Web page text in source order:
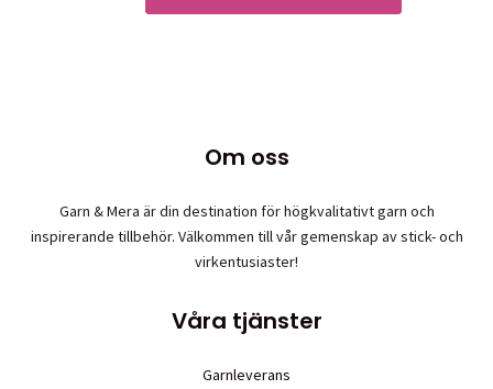
Om oss
Garn & Mera är din destination för högkvalitativt garn och
inspirerande tillbehör. Välkommen till vår gemenskap av stick- och
virkentusiaster!
Våra tjänster
Garnleverans